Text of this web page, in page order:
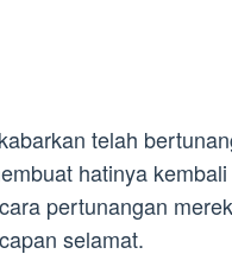
telah
hatinya
pertunangan
selamat.